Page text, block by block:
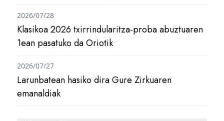
Klasikoa 2026 txirrindularitza-proba abuztuaren
1ean pasatuko da Oriotik
2026/07/28
Larunbatean hasiko dira Gure Zirkuaren
emanaldiak
2026/07/27